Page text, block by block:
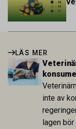
LÄS MER
inte av
lagen